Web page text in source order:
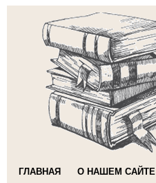
ГЛАВНАЯ О НАШЕМ САЙТЕ